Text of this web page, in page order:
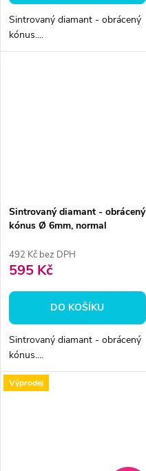
Sintrovaný diamant - obrácený
kónus....
Sintrovaný diamant - obrácený
kónus Ø 6mm, normal
492 Kč bez DPH
595 Kč
DO KOŠÍKU
Sintrovaný diamant - obrácený
kónus....
Výprodej